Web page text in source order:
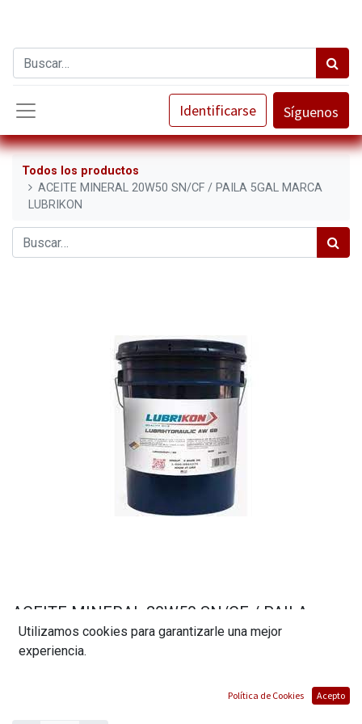
Identificarse Síguenos
Todos los productos
ACEITE MINERAL 20W50 SN/CF / PAILA 5GAL MARCA
LUBRIKON
ACEITE MINERAL 20W50 SN/CF / PAILA
5GAL MARCA LUBRIKON
Utilizamos cookies para garantizarle una mejor
experiencia.
Política de Cookies Acepto